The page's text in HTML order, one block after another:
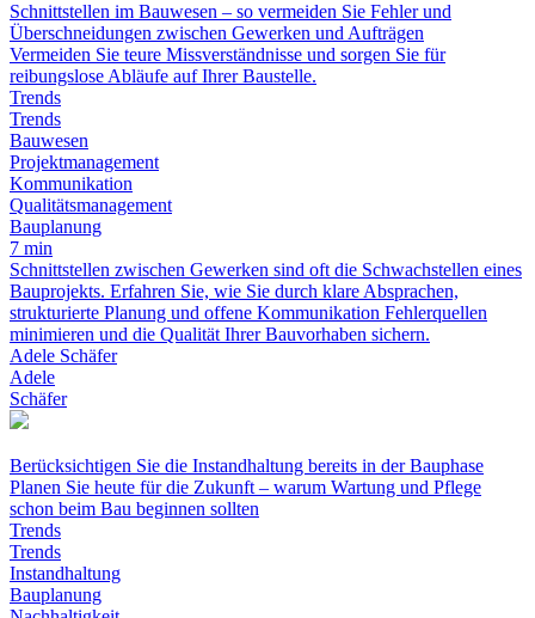
Schnittstellen im Bauwesen – so vermeiden Sie Fehler und
Überschneidungen zwischen Gewerken und Aufträgen
Vermeiden Sie teure Missverständnisse und sorgen Sie für
reibungslose Abläufe auf Ihrer Baustelle.
Trends
Trends
Bauwesen
Projektmanagement
Kommunikation
Qualitätsmanagement
Bauplanung
7 min
Schnittstellen zwischen Gewerken sind oft die Schwachstellen eines
Bauprojekts. Erfahren Sie, wie Sie durch klare Absprachen,
strukturierte Planung und offene Kommunikation Fehlerquellen
minimieren und die Qualität Ihrer Bauvorhaben sichern.
Adele Schäfer
Adele
Schäfer
Berücksichtigen Sie die Instandhaltung bereits in der Bauphase
Planen Sie heute für die Zukunft – warum Wartung und Pflege
schon beim Bau beginnen sollten
Trends
Trends
Instandhaltung
Bauplanung